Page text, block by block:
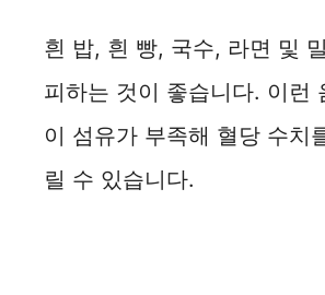
흰 밥, 흰 빵, 국수, 라면 및
피하는 것이 좋습니다. 이런
이 섬유가 부족해 혈당 수치
릴 수 있습니다.